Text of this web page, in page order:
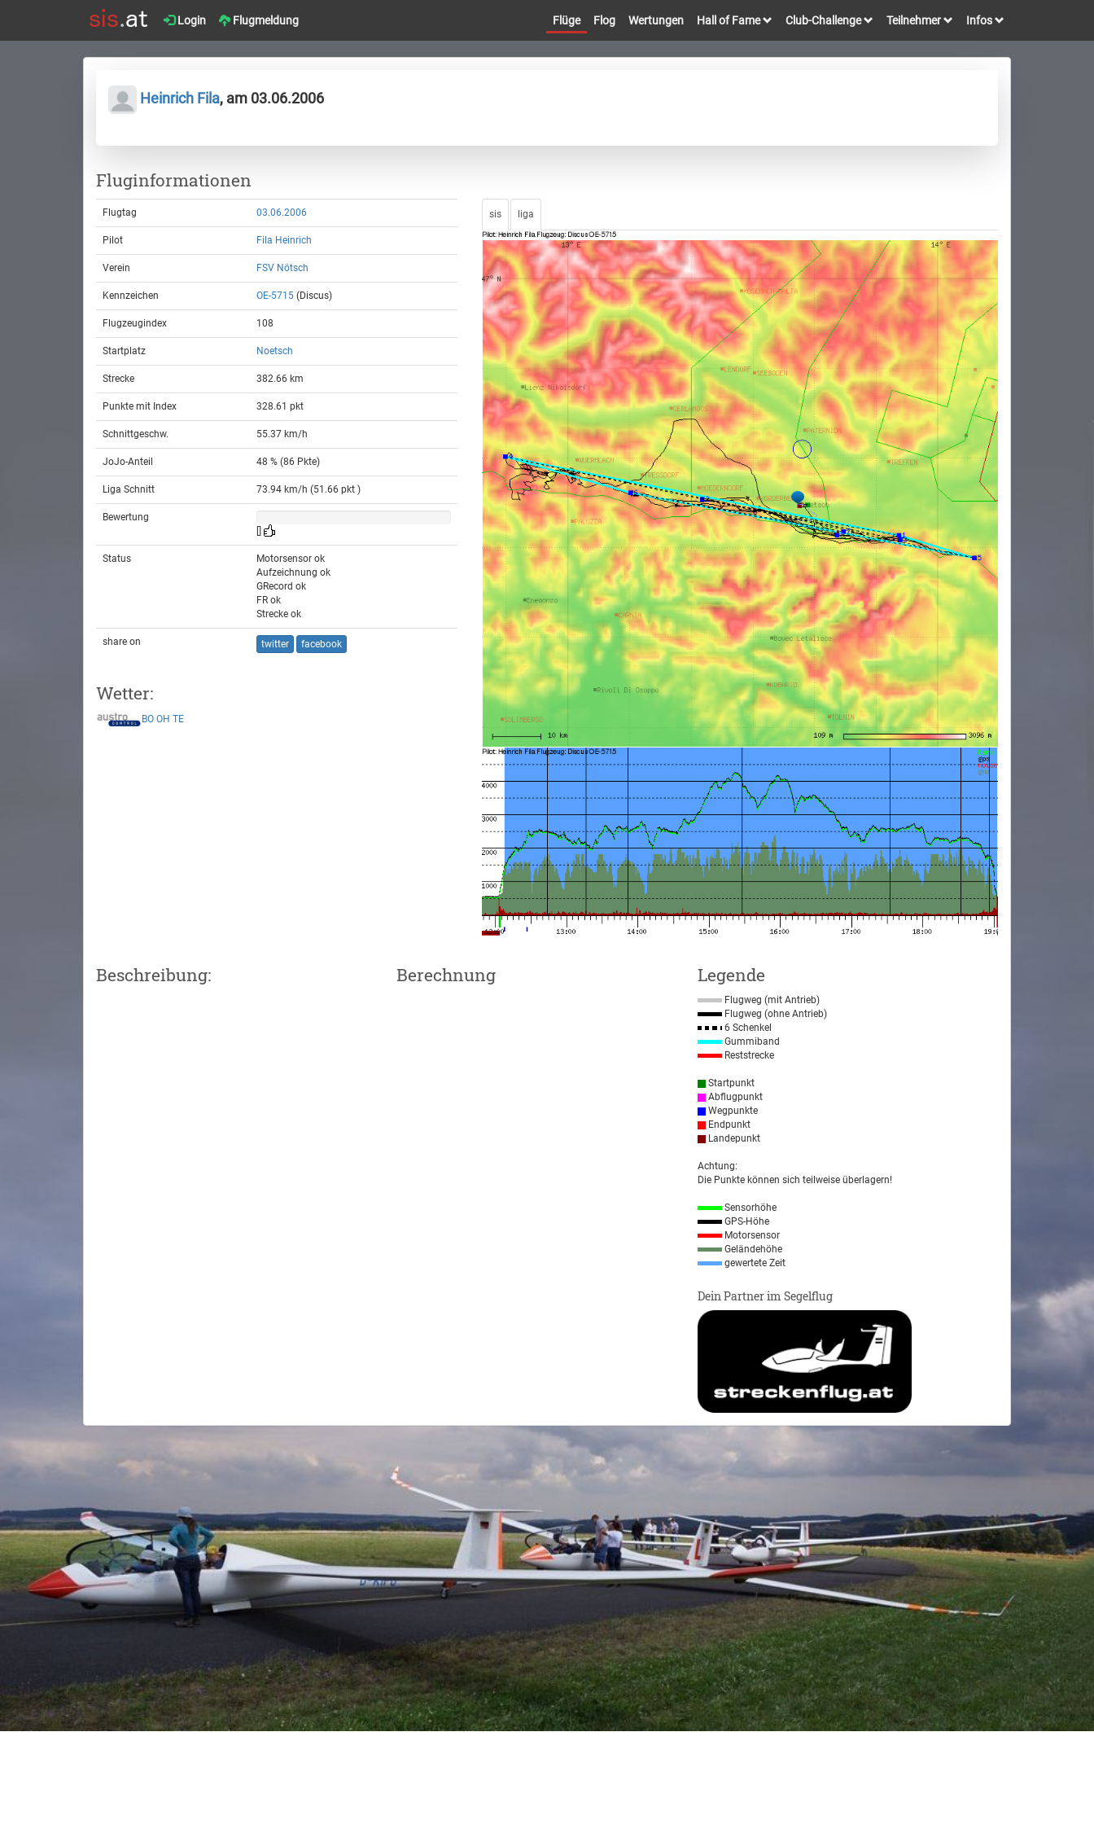
Login Flugmeldung Flüge Flog Wertungen Hall of Fame Club-Challenge Teilnehmer Infos
Heinrich Fila, am 03.06.2006
Fluginformationen
Flugtag 03.06.2006
Pilot Fila Heinrich
Verein FSV Nötsch
Kennzeichen OE-5715 (Discus)
Flugzeugindex 108
Startplatz Noetsch
Strecke 382.66 km
Punkte mit Index 328.61 pkt
Schnittgeschw. 55.37 km/h
JoJo-Anteil 48 % (86 Pkte)
Liga Schnitt 73.94 km/h (51.66 pkt )
Bewertung
[]
Status
Motorsensor ok
Aufzeichnung ok
GRecord ok
FR ok
Strecke ok
share on twitter facebook
Wetter:
BO OH TE
sis liga
Beschreibung: Berechnung Legende
Flugweg (mit Antrieb)
Flugweg (ohne Antrieb)
6 Schenkel
Gummiband
Reststrecke
Startpunkt
Abflugpunkt
Wegpunkte
Endpunkt
Landepunkt
Achtung:
Die Punkte können sich teilweise überlagern!
Sensorhöhe
GPS-Höhe
Motorsensor
Geländehöhe
gewertete Zeit
Dein Partner im Segelflug